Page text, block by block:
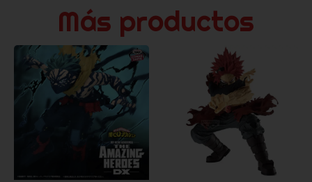
Más productos